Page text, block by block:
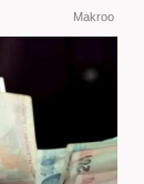
Makroo